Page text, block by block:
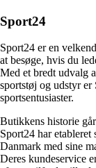
Sport24
Sport24 er en
at besøge, hvis du
Med et bredt udvalg
sportstøj og udstyr
sportsentusiaster.
Butikkens historie
Sport24 har
Danmark med sine
Deres kundeservice